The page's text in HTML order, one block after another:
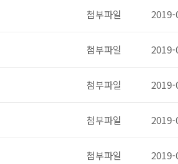
첨부파일
첨부파일
첨부파일
첨부파일
첨부파일